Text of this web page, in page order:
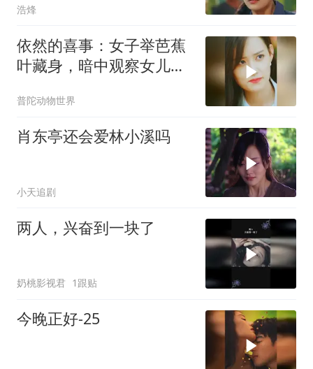
浩烽
依然的喜事：女子举芭蕉
叶藏身，暗中观察女儿相
普陀动物世界
肖东亭还会爱林小溪吗
小天追剧
两人，兴奋到一块了
奶桃影视君 1跟贴
今晚正好-25